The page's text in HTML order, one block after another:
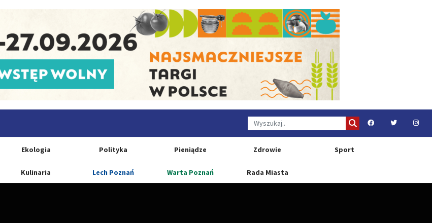
Ekologia Polityka Pieniądze Zdrowie Sport
Kulinaria Lech Poznań Warta Poznań Rada Miasta